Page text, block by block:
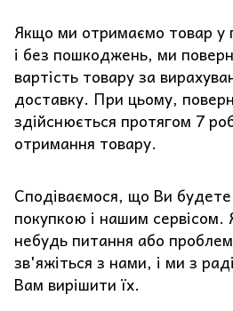
Якщо ми отримаємо товар у
і без пошкоджень, ми
вартість товару за
доставку. При цьому,
здійснюється протягом 7
отримання товару.
Сподіваємося, що Ви
покупкою і нашим сервісом.
небудь питання або
зв'яжіться з нами, і ми з
Вам вирішити їх.